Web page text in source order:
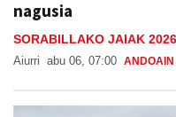
nagusia
SORABILLAKO JAIAK 2026
Aiurri abu 06, 07:00 ANDOAIN